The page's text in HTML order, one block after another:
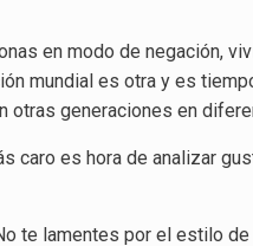
en modo de negación,
mundial es otra y es
otras generaciones en
caro es hora de analizar
te lamentes por el estilo